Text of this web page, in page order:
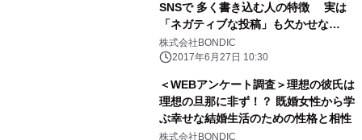
SNSで 多く書き込む人の特徴 実は
「ネガティブな投稿」も欠かせな
い！？
株式会社BONDIC
2017年6月27日 10:30
＜WEBアンケート調査＞理想の彼氏は
理想の旦那に非ず！？ 既婚女性から学
ぶ幸せな結婚生活のための性格と相性
株式会社BONDIC